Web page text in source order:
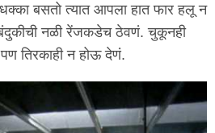
बसतो त्यात आपला हात फार हलू न
बंदुकीची नळी रेंजकडेच ठेवणं. चुकूनही
तिरकाही न होऊ देणं.